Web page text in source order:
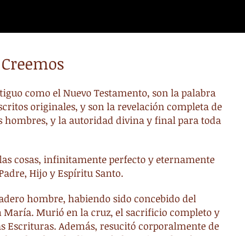
Creemos
como el Nuevo Testamento, son la palabra
originales, y son la revelación completa de
hombres, y la autoridad divina y final para toda
cosas, infinitamente perfecto y eternamente
Hijo y Espíritu Santo.
hombre, habiendo sido concebido del
Murió en la cruz, el sacrificio completo y
Escrituras. Además, resucitó corporalmente de